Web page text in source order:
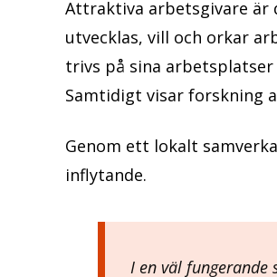
Attraktiva arbetsgivare är
utvecklas, vill och orkar
trivs på sina
Samtidigt visar forskning
Genom ett lokalt
inflytande.
I en väl fungerande